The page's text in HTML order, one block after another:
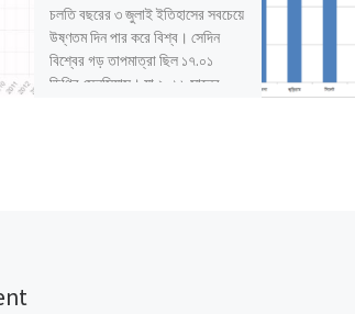
চলতি বছরের ৩ জুলাই ইতিহাসের সবচেয়ে
উষ্ণতম দিন পার করে বিশ্ব। সেদিন
বিশ্বের গড় তাপমাত্রা ছিল ১৭.০১
ডিগ্রি সেলসিয়াস। যা ২০১৬ সালের